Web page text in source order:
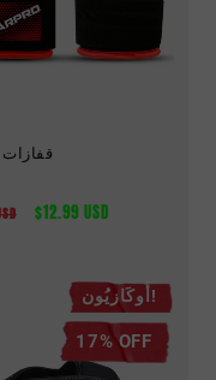
قفازات
سعر
$12.99 USD
أُوكَازيُون!
17% OFF